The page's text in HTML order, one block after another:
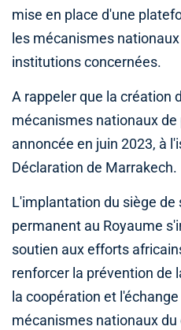
mise en place d'une
les mécanismes
institutions concernées.
A rappeler que la création
mécanismes nationaux
annoncée en juin 2023, à
Déclaration de Marrakech.
L'implantation du siège
permanent au Royaume
soutien aux efforts
renforcer la prévention de
la coopération et
mécanismes nationaux